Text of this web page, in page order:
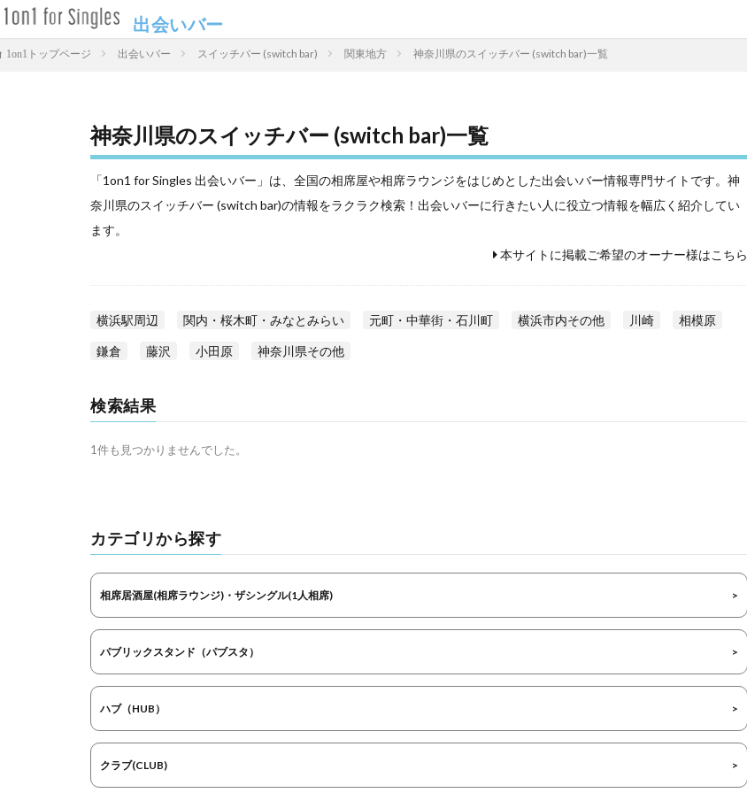
出会いバー
1on1トップページ 出会いバー スイッチバー (switch bar) 関東地方 神奈川県のスイッチバー (switch bar)一覧
神奈川県のスイッチバー (switch bar)一覧
「1on1 for Singles 出会いバー」は、全国の相席屋や相席ラウンジをはじめとした出会いバー情報専門サイトです。神
奈川県のスイッチバー (switch bar)の情報をラクラク検索！出会いバーに行きたい人に役立つ情報を幅広く紹介してい
ます。
本サイトに掲載ご希望のオーナー様はこちら
横浜駅周辺 関内・桜木町・みなとみらい 元町・中華街・石川町 横浜市内その他 川崎 相模原
鎌倉 藤沢 小田原 神奈川県その他
検索結果
1件も見つかりませんでした。
カテゴリから探す
相席居酒屋(相席ラウンジ)・ザシングル(1人相席)
パブリックスタンド（パブスタ）
ハブ（HUB）
クラブ(CLUB)